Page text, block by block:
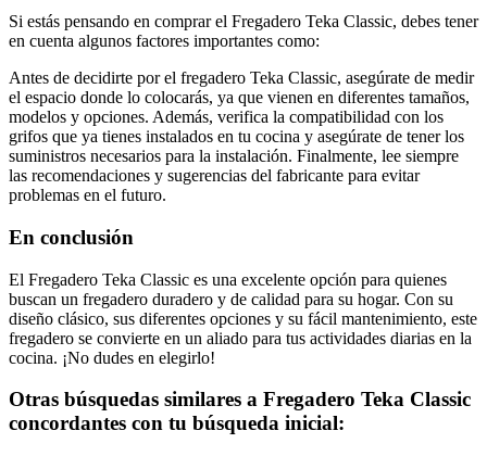
Si estás pensando en comprar el Fregadero Teka Classic, debes tener
en cuenta algunos factores importantes como:
Antes de decidirte por el fregadero Teka Classic, asegúrate de medir
el espacio donde lo colocarás, ya que vienen en diferentes tamaños,
modelos y opciones. Además, verifica la compatibilidad con los
grifos que ya tienes instalados en tu cocina y asegúrate de tener los
suministros necesarios para la instalación. Finalmente, lee siempre
las recomendaciones y sugerencias del fabricante para evitar
problemas en el futuro.
En conclusión
El Fregadero Teka Classic es una excelente opción para quienes
buscan un fregadero duradero y de calidad para su hogar. Con su
diseño clásico, sus diferentes opciones y su fácil mantenimiento, este
fregadero se convierte en un aliado para tus actividades diarias en la
cocina. ¡No dudes en elegirlo!
Otras búsquedas similares a Fregadero Teka Classic
concordantes con tu búsqueda inicial: